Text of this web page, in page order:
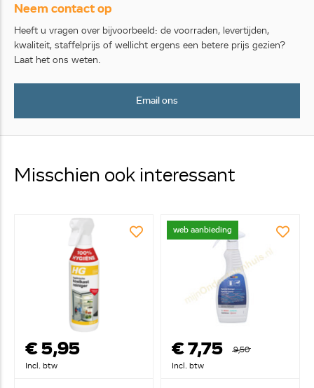
Neem contact op
Heeft u vragen over bijvoorbeeld: de voorraden, levertijden,
kwaliteit, staffelprijs of wellicht ergens een betere prijs gezien?
Laat het ons weten.
Email ons
Misschien ook interessant
€ 5,95
Incl. btw
web aanbieding
€ 7,75
9,50
Incl. btw